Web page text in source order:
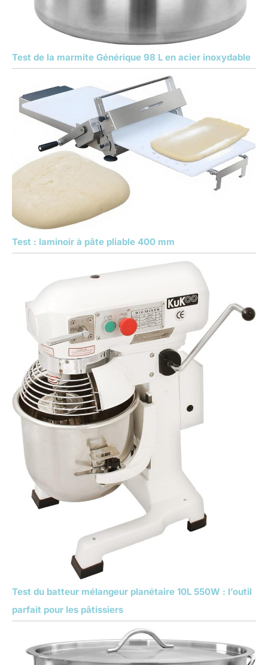
Test de la marmite Générique 98 L en acier inoxydable
Test : laminoir à pâte pliable 400 mm
Test du batteur mélangeur planétaire 10L 550W : l’outil
parfait pour les pâtissiers